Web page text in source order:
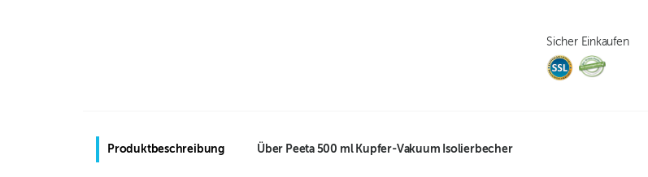
Sicher Einkaufen
Produktbeschreibung Über Peeta 500 ml Kupfer-Vakuum Isolierbecher